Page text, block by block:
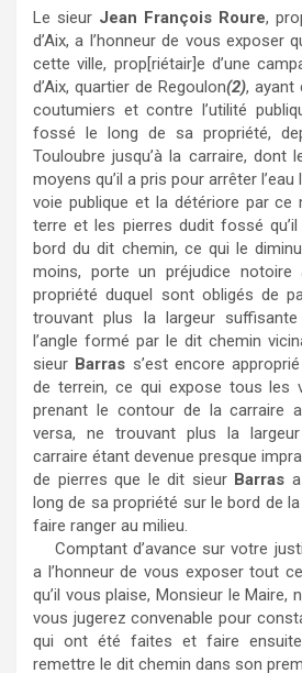
Le sieur Jean François Roure,
d’Aix, a l’honneur de vous exposer
cette ville, prop[riétair]e d’une
d’Aix, quartier de Regoulon(2), ayant
coutumiers et contre l’utilité
fossé le long de sa propriété,
Touloubre jusqu’à la carraire, dont
moyens qu’il a pris pour arrêter
voie publique et la détériore par ce
terre et les pierres dudit fossé
bord du dit chemin, ce qui le
moins, porte un préjudice notoire
propriété duquel sont obligés de
trouvant plus la largeur
l’angle formé par le dit chemin
sieur Barras s’est encore
de terrein, ce qui expose tous les
prenant le contour de la carraire
versa, ne trouvant plus la
carraire étant devenue presque
de pierres que le dit sieur Barras
long de sa propriété sur le bord de
faire ranger au milieu.
Comptant d’avance sur votre
a l’honneur de vous exposer tout
qu’il vous plaise, Monsieur le Maire,
vous jugerez convenable pour
qui ont été faites et faire ensuite
remettre le dit chemin dans son